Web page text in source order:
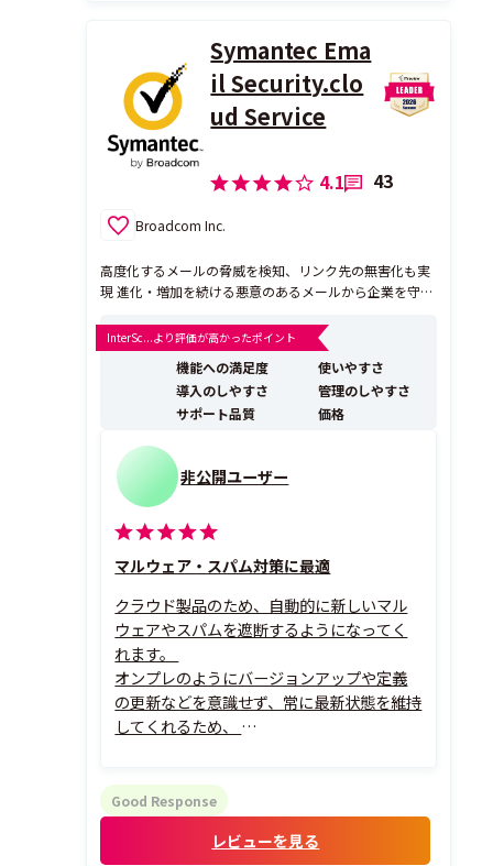
Symantec Ema
il Security.clo
ud Service
4.1 43
Broadcom Inc.
高度化するメールの脅威を検知、リンク先の無害化も実
現 進化・増加を続ける悪意のあるメールから企業を守る
適です。メールの受信ルートにシマンテックのデータセ
ンターを経由させることで、すべてのメールをスキャン
InterSc...より評価が高かったポイント
機能への満足度
使いやすさ
導入のしやすさ
管理のしやすさ
サポート品質
価格
非公開ユーザー
マルウェア・スパム対策に最適
クラウド製品のため、自動的に新しいマル
ウェアやスパムを遮断するようになってく
れます。
オンプレのようにバージョンアップや定義
の更新などを意識せず、常に最新状態を維持
してくれるため、
また、設定もWebのGUIから簡単に設定で
き、細かな部分はいじれませんが、
その分簡単に導入できると思います。
Good Response
レビューを見る